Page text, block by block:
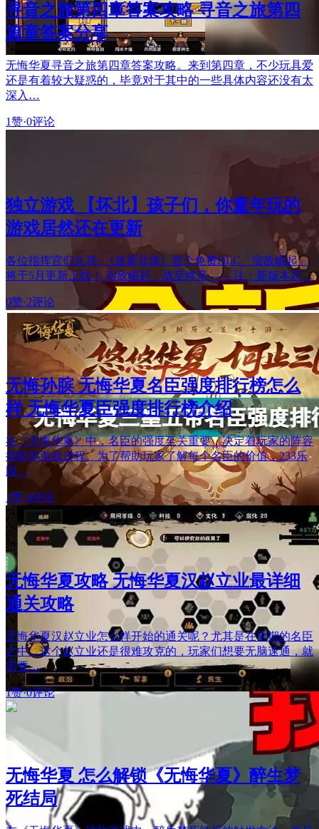
寻音之旅第四章答案攻略 寻音之旅第四
篇章答案分享
无悔华夏寻音之旅第四章答案攻略。来到第四章，不少玩具爱
还是有着较大疑惑的，毕竟对于其中的一些具体内容还没有太
深入…
1赞·0评论
独立游戏 【坏北】孩子们，你童年玩的
游戏居然还在更新
各位指挥官们久等~《迷雾北境》首个免费DLC「宿敌崛起」
将于5月更新上线！ 宿敌崛起，战至终章—— 注：新版本还…
0赞·2评论
无悔孙膑 无悔华夏名臣强度排行榜怎么
样 无悔华夏臣强度排行榜介绍
在《无悔华夏》中，名臣的强度至关重要，决定着玩家的阵容
搭配和游戏进程。为了帮助玩家了解每个名臣的价值，233乐
园…
1赞·0评论
无悔华夏攻略 无悔华夏汉赵立业最详细
通关攻略
无悔华夏汉赵立业怎么样开始的通关呢？尤其是在前期的名臣
之中，这个赵立业还是很难攻克的，玩家们想要无脑速通，就
需要…
1赞·0评论
无悔华夏 怎么解锁《无悔华夏》醉生梦
死结局